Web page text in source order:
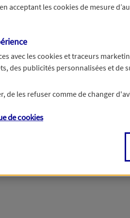
sur les informations vous concernant.
acceptant les cookies de mesure
avec lescookies et traceurs
des publicités personnalisées et de
de les refuser comme de changer
decookies